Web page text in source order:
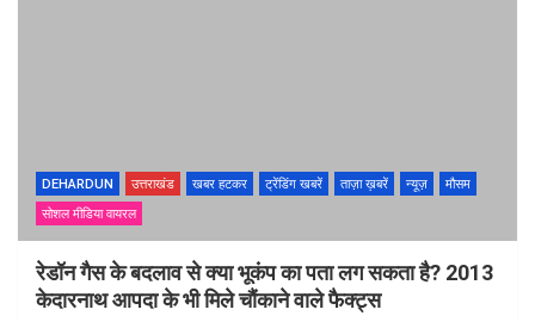
DEHARDUN उत्तराखंड खबर हटकर ट्रेंडिंग खबरें ताज़ा ख़बरें न्यूज़
मौसम
सोशल मीडिया वायरल
रेडॉन गैस के बदलाव से क्या भूकंप का पता लग सकता है? 2013
केदारनाथ आपदा के भी मिले चौंकाने वाले फैक्ट्स